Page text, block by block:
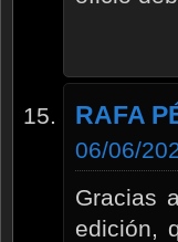
RAFA
06/06/
Gracias
edición,